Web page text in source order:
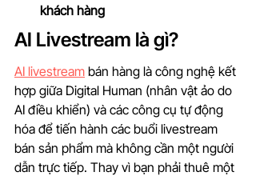
khách hàng
AI Livestream là gì?
AI livestream bán hàng là công nghệ kết
hợp giữa Digital Human (nhân vật ảo do
AI điều khiển) và các công cụ tự động
hóa để tiến hành các buổi livestream
bán sản phẩm mà không cần một người
dẫn trực tiếp. Thay vì bạn phải thuê một